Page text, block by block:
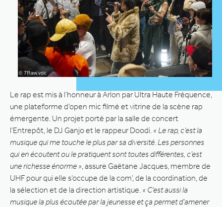
Le rap est mis à l’honneur à Arlon par Ultra Haute Fréquence,
une plateforme d’open mic filmé et vitrine de la scène rap
émergente. Un projet porté par la salle de concert
l’Entrepôt, le DJ Ganjo et le rappeur Doodi. « Le rap, c’est la
musique qui me touche le plus par sa diversité. Les personnes
qui en écoutent ou le pratiquent sont toutes différentes, c’est
une richesse énorme » , assure Gaëtane Jacques, membre de
UHF pour qui elle s’occupe de la com’, de la coordination, de
la sélection et de la direction artistique. « C’est aussi la
musique la plus écoutée par la jeunesse et ça permet d’amener